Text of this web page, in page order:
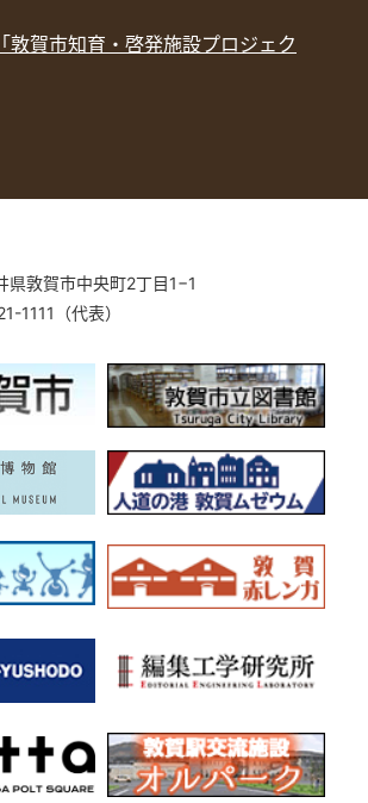
「敦賀市知育・啓発施設プロジェク
敦賀市中央町2丁目1−1
1111（代表）